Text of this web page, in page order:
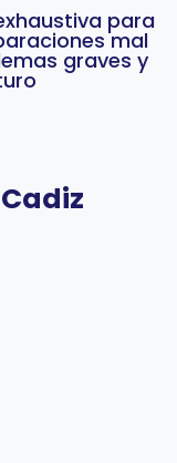
para
mal
graves y